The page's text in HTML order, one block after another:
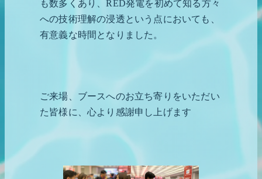
も数多くあり、RED発電を初めて知る方々
への技術理解の浸透という点においても、
有意義な時間となりました。
ご来場、ブースへのお立ち寄りをいただい
た皆様に、心より感謝申し上げます